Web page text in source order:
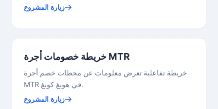
زيارة المشروع
خريطة خصومات أجرة MTR
خريطة تفاعلية تعرض معلومات عن محطات خصم أجرة
MTR في هونغ كونغ.
زيارة المشروع